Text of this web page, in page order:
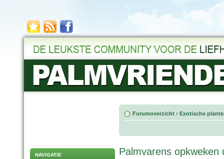
NAVIGATIE
Forumoverzicht ‹ Exotische
Palmvarens opkweken